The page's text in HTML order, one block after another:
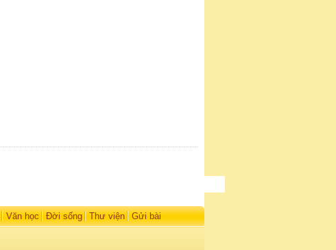
Văn học Đời sống Thư viện Gửi bài